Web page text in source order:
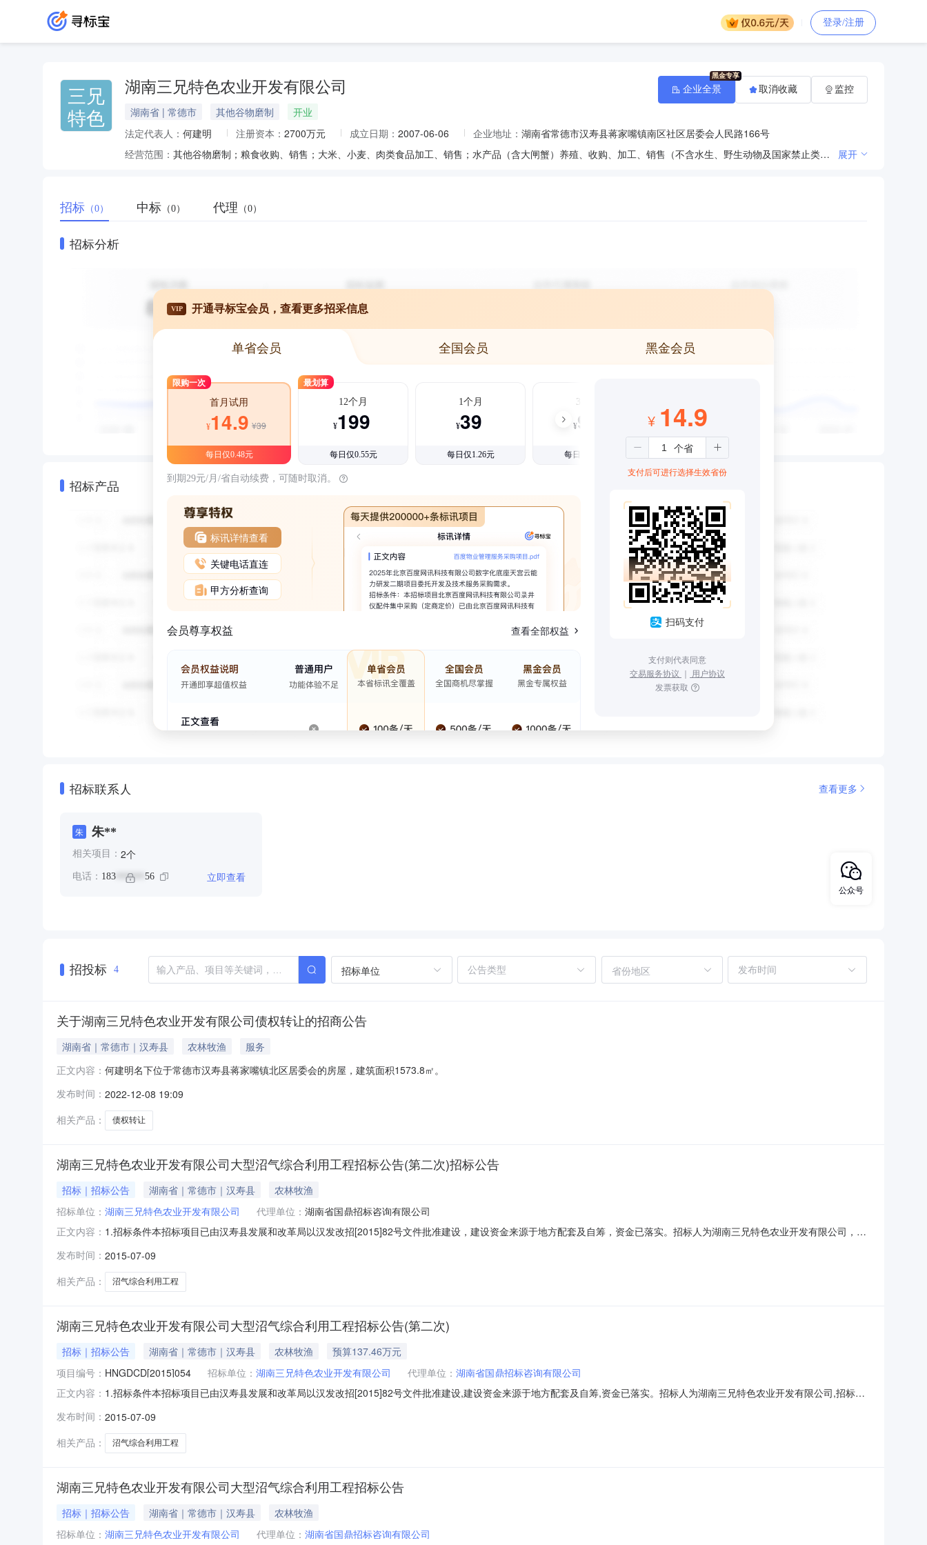
登录/注册
三兄
特色
湖南三兄特色农业开发有限公司
湖南省 | 常德市 其他谷物磨制
开业
法定代表人： 何建明 注册资本： 2700万元 成立日期： 2007-06-06 企业地址： 湖南省常德市汉寿县蒋家嘴镇南区社区居委会人民路166号
经营范围：
其他谷物磨制；粮食收购、销售；大米、小麦、肉类食品加工、销售；水产品（含大闸蟹）养殖、收购、加工、销售（不含水生、野生动物及国家禁止类项目）；政策允许的农副产品种植、收购、加工、销售；普通货物道路运输；建筑材料销售；房屋租赁；机械设备租赁。（依法须经批准的项目，经相关部门批准后方可开展经营活动） 展开
企业全景 取消收藏 监控
招标 （0） 中标 （0） 代理 （0）
招标分析
招标产品
VIP 开通寻标宝会员，查看更多招采信息
单省会员 全国会员 黑金会员
限购一次
首月试用
¥14.9 ¥39
每日仅0.48元
最划算
12个月
¥199
每日仅0.55元
1个月
¥39
每日仅1.26元
3个月
¥99
每日仅1.08元
到期29元/月/省自动续费，可随时取消。
标讯详情查看
关键电话直连
甲方分析查询
会员尊享权益 查看全部权益
¥ 14.9
支付后可进行选择生效省份
扫码支付
支付则代表同意
交易服务协议 ｜ 用户协议
发票获取
招标联系人 查看更多
朱 朱**
相关项目： 2个
电话： 183 ****** 56 立即查看
招投标 4 招标单位 省份地区
关于湖南三兄特色农业开发有限公司债权转让的招商公告
湖南省｜常德市｜汉寿县 农林牧渔
服务
正文内容： 何建明名下位于常德市汉寿县蒋家嘴镇北区居委会的房屋，建筑面积1573.8㎡。
发布时间： 2022-12-08 19:09
相关产品：
债权转让
湖南三兄特色农业开发有限公司大型沼气综合利用工程招标公告(第二次)招标公告
招标｜招标公告 湖南省｜常德市｜汉寿县
农林牧渔
招标单位： 湖南三兄特色农业开发有限公司 代理单位： 湖南省国鼎招标咨询有限公司
正文内容： 1.招标条件本招标项目已由汉寿县发展和改革局以汉发改招[2015]82号文件批准建设，建设资金来源于地方配套及自筹，资金已落实。招标人为湖南三兄特色农业开发有限公司，招
综合利用工程;2.2招标编号：HNGDCD[2015]0542.3建设地点：位于汉寿县境内2.4工程总投资：约137.46万元;2.5计划工期：150日历天;2.6质量要求：合格;2.7保
发布时间： 2015-07-09
相关产品：
沼气综合利用工程
湖南三兄特色农业开发有限公司大型沼气综合利用工程招标公告(第二次)
招标｜招标公告 湖南省｜常德市｜汉寿县 农林牧渔
预算137.46万元
项目编号： HNGDCD[2015]054 招标单位： 湖南三兄特色农业开发有限公司 代理单位： 湖南省国鼎招标咨询有限公司
正文内容： 1.招标条件本招标项目已由汉寿县发展和改革局以汉发改招[2015]82号文件批准建设,建设资金来源于地方配套及自筹,资金已落实。招标人为湖南三兄特色农业开发有限公司,招标代
工程;2.2招标编号:HNGDCD[2015]0542.3建设地点:位于汉寿县境内2.4工程总投资:约137.46万元;2.5计划工期:150日历天;2.6质量要求:合格;2.7保
发布时间： 2015-07-09
相关产品：
沼气综合利用工程
湖南三兄特色农业开发有限公司大型沼气综合利用工程招标公告
招标｜招标公告 湖南省｜常德市｜汉寿县
农林牧渔
招标单位： 湖南三兄特色农业开发有限公司 代理单位： 湖南省国鼎招标咨询有限公司
公众号